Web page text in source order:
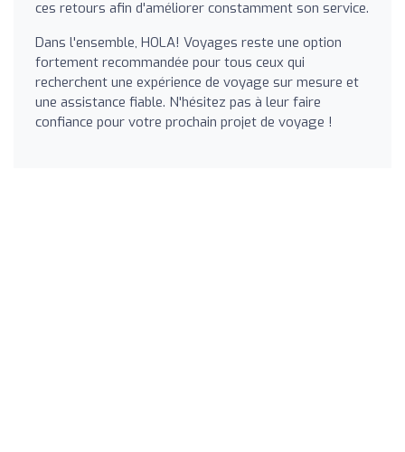
ces retours afin d'améliorer constamment son service.
Dans l'ensemble, HOLA! Voyages reste une option
fortement recommandée pour tous ceux qui
recherchent une expérience de voyage sur mesure et
une assistance fiable. N'hésitez pas à leur faire
confiance pour votre prochain projet de voyage !